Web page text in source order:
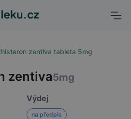
zentiva tableta 5mg
zentiva5mg
Výdej
na předpis